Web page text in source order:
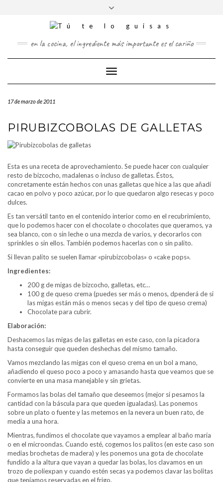
TWITTERPINTEREST
cabecera
en la cocina, el ingrediente más importante es el cariño
Cambiar
modo
17 de marzo de 2011
PIRUBIZCOBOLAS DE GALLETAS
Esta es una receta de aprovechamiento. Se puede hacer con cualquier
resto de bizcocho, madalenas o incluso de galletas. Éstos,
concretamente están hechos con unas galletas que hice a las que añadí
cacao en polvo y poco azúcar, por lo que quedaron algo resecas y poco
dulces.
Es tan versátil tanto en el contenido interior como en el recubrimiento,
que lo podemos hacer con el chocolate o chocolates que queramos, ya
sea blanco, con o sin leche o una mezcla de varios, y decorarlos con
sprinkles o sin ellos. También podemos hacerlas con o sin palito.
Si llevan palito se suelen llamar «pirubizcobolas» o «cake pops».
Ingredientes:
200 g de migas de bizcocho, galletas, etc…
100 g de queso crema (puedes ser más o menos, dpenderá de si
las migas están más o menos secas y del tipo de queso crema)
Chocolate para cubrir.
Elaboración:
Deshacemos las migas de las galletas en este caso, con la picadora
hasta conseguir que queden deshechas del mismo tamaño.
Vamos mezclando las migas con el queso crema en un bol a mano,
añadiendo el queso poco a poco y amasando hasta que veamos que se
convierte en una masa manejable y sin grietas.
Formamos las bolas del tamaño que deseemos (mejor si pesamos la
cantidad con la báscula para que queden igualadas). Las ponemos
sobre un plato o fuente y las metemos en la nevera un buen rato, de
media a una hora.
Mientras, fundimos el chocolate que vayamos a emplear al baño maría
o en el microondas. Cuando esté, cogemos los palitos (en este caso son
medias brochetas de madera) y les ponemos una gota de chocolate
fundido a la altura que vayan a quedar las bolas, los clavamos en un
trozo de poliexpan y cuando estén secas ya podemos clavar las bolitas
que teníamos reservadas en el frigo.